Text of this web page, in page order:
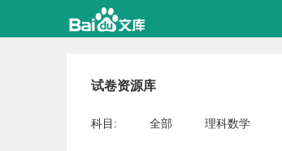
试卷资源库
科目: 全部 理科数学